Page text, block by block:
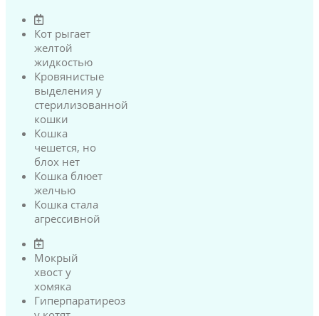
Кот рыгает
желтой
жидкостью
Кровянистые
выделения у
стерилизованной
кошки
Кошка
чешется, но
блох нет
Кошка блюет
желчью
Кошка стала
агрессивной
Мокрый
хвост у
хомяка
Гиперпаратиреоз